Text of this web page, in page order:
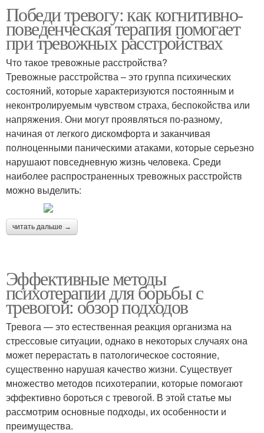
Победи тревогу: как когнитивно-
поведенческая терапия помогает
при тревожных расстройствах
Что такое тревожные расстройства?
Тревожные расстройства – это группа психических
состояний, которые характеризуются постоянным и
неконтролируемым чувством страха, беспокойства или
напряжения. Они могут проявляться по-разному,
начиная от легкого дискомфорта и заканчивая
полноценными паническими атаками, которые серьезно
нарушают повседневную жизнь человека. Среди
наиболее распространенных тревожных расстройств
можно выделить:
читать дальше →
Эффективные методы
психотерапии для борьбы с
тревогой: обзор подходов
Тревога — это естественная реакция организма на
стрессовые ситуации, однако в некоторых случаях она
может перерастать в патологическое состояние,
существенно нарушая качество жизни. Существует
множество методов психотерапии, которые помогают
эффективно бороться с тревогой. В этой статье мы
рассмотрим основные подходы, их особенности и
преимущества.